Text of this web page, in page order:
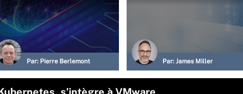
Par: Pierre Berlemont Par: James Miller